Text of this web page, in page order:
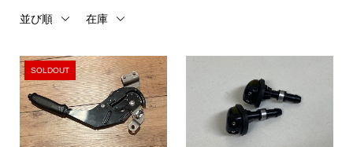
並び順 在庫
SOLDOUT